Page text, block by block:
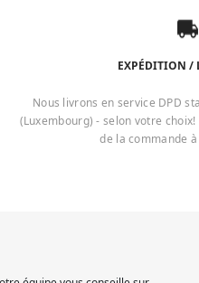
EXPÉDITION /
Nous livrons en service DPD
(Luxembourg) - selon votre
de la commande